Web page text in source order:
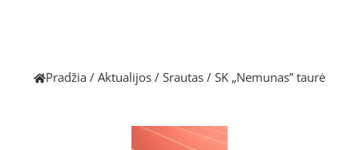
Pradžia / Aktualijos / Srautas / SK „Nemunas” taurė